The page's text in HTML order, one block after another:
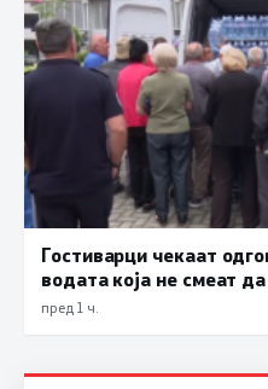
Гостиварци чекаат
водата која не смеат да
пред 1 ч.